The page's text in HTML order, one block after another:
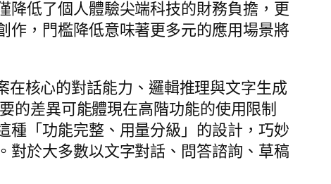
降低了個人體驗尖端科技的財務負擔，更
作，門檻降低意味著更多元的應用場景將
在核心的對話能力、邏輯推理與文字生成
的差異可能體現在高階功能的使用限制
種「功能完整、用量分級」的設計，巧妙
對於大多數以文字對話、問答諮詢、草稿